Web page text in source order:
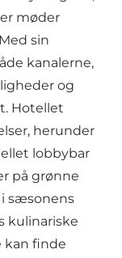
møder
sin
kanalerne,
og
Hotellet
herunder
lobbybar
på grønne
sæsonens
kulinariske
kan finde